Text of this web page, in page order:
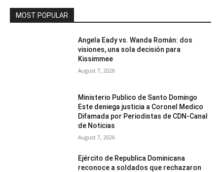
MOST POPULAR
Angela Eady vs. Wanda Román: dos
visiones, una sola decisión para
Kissimmee
August 7, 2026
Ministerio Publico de Santo Domingo
Este deniega justicia a Coronel Medico
Difamada por Periodistas de CDN-Canal
de Noticias
August 7, 2026
Ejército de Republica Dominicana
reconoce a soldados que rechazaron